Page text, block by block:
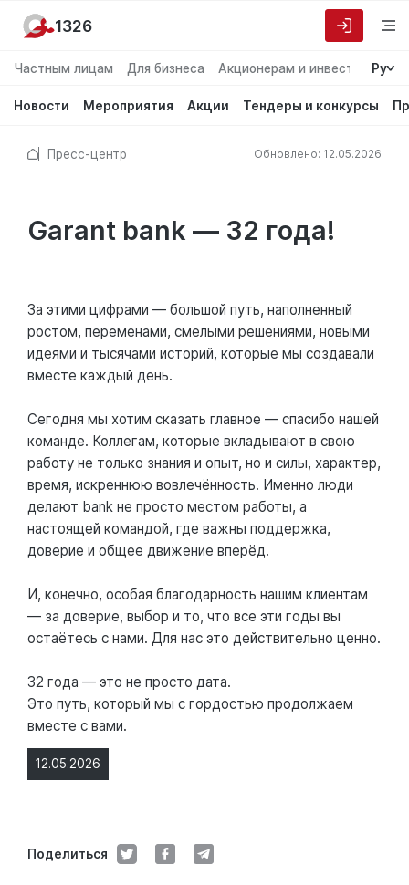
Частным лицам Для бизнеса Акционерам и инвесторам
Ру
Новости Мероприятия Акции Тендеры и конкурсы
1326
Пресс-центр Обновлено: 12.05.2026
Garant bank — 32 года!
12.05.2026
Поделиться
За этими цифрами — большой путь, наполненный
ростом, переменами, смелыми решениями, новыми
идеями и тысячами историй, которые мы создавали
вместе каждый день.
Сегодня мы хотим сказать главное — спасибо нашей
команде. Коллегам, которые вкладывают в свою
работу не только знания и опыт, но и силы, характер,
время, искреннюю вовлечённость. Именно люди
делают bank не просто местом работы, а
настоящей командой, где важны поддержка,
доверие и общее движение вперёд.
И, конечно, особая благодарность нашим клиентам
— за доверие, выбор и то, что все эти годы вы
остаётесь с нами. Для нас это действительно ценно.
32 года — это не просто дата.
Это путь, который мы с гордостью продолжаем
вместе с вами.